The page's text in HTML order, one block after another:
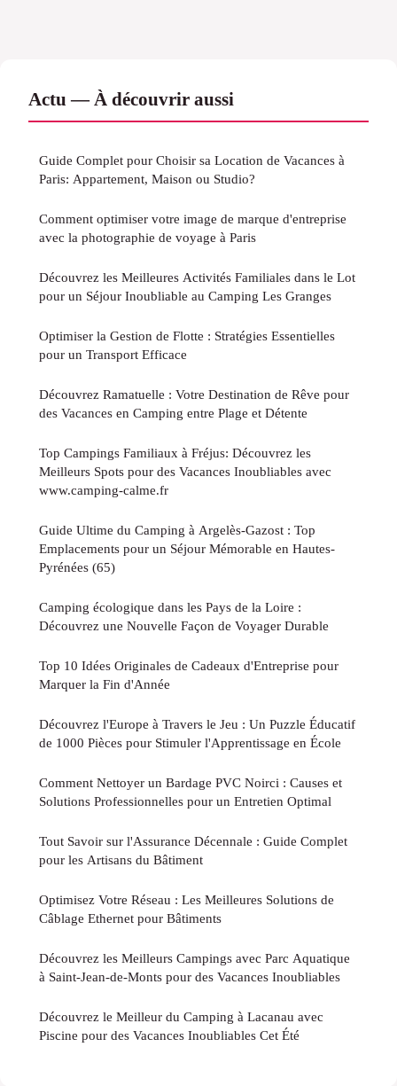
Actu — À découvrir aussi
Guide Complet pour Choisir sa Location de Vacances à
Paris: Appartement, Maison ou Studio?
Comment optimiser votre image de marque d'entreprise
avec la photographie de voyage à Paris
Découvrez les Meilleures Activités Familiales dans le Lot
pour un Séjour Inoubliable au Camping Les Granges
Optimiser la Gestion de Flotte : Stratégies Essentielles
pour un Transport Efficace
Découvrez Ramatuelle : Votre Destination de Rêve pour
des Vacances en Camping entre Plage et Détente
Top Campings Familiaux à Fréjus: Découvrez les
Meilleurs Spots pour des Vacances Inoubliables avec
www.camping-calme.fr
Guide Ultime du Camping à Argelès-Gazost : Top
Emplacements pour un Séjour Mémorable en Hautes-
Pyrénées (65)
Camping écologique dans les Pays de la Loire :
Découvrez une Nouvelle Façon de Voyager Durable
Top 10 Idées Originales de Cadeaux d'Entreprise pour
Marquer la Fin d'Année
Découvrez l'Europe à Travers le Jeu : Un Puzzle Éducatif
de 1000 Pièces pour Stimuler l'Apprentissage en École
Comment Nettoyer un Bardage PVC Noirci : Causes et
Solutions Professionnelles pour un Entretien Optimal
Tout Savoir sur l'Assurance Décennale : Guide Complet
pour les Artisans du Bâtiment
Optimisez Votre Réseau : Les Meilleures Solutions de
Câblage Ethernet pour Bâtiments
Découvrez les Meilleurs Campings avec Parc Aquatique
à Saint-Jean-de-Monts pour des Vacances Inoubliables
Découvrez le Meilleur du Camping à Lacanau avec
Piscine pour des Vacances Inoubliables Cet Été